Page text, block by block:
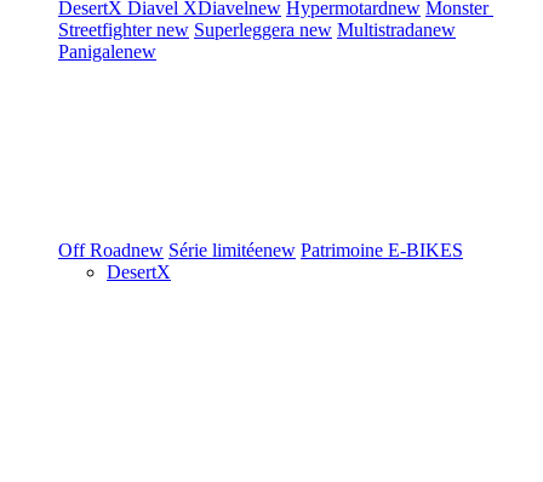
DesertX Diavel XDiavelnew Hypermotardnew Monster
Streetfighternew Superleggera new Multistradanew
Panigalenew
Off Roadnew Série limitéenew Patrimoine E-BIKES
DesertX